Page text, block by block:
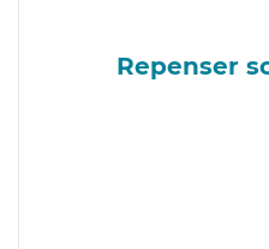
Repenser